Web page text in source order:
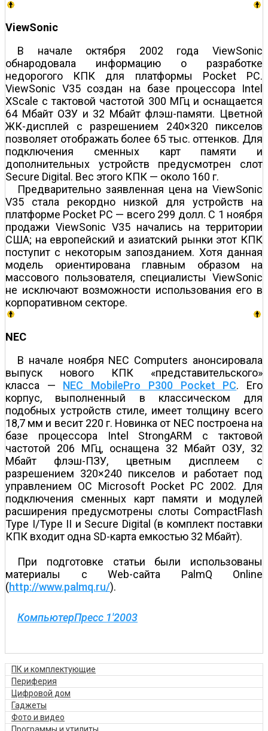
ViewSonic
В начале октября 2002 года ViewSonic
обнародовала информацию о разработке
недорогого КПК для платформы Pocket PC.
ViewSonic V35 создан на базе процессора Intel
XScale с тактовой частотой 300 МГц и оснащается
64 Мбайт ОЗУ и 32 Мбайт флэш-памяти. Цветной
ЖК-дисплей с разрешением 240×320 пикселов
позволяет отображать более 65 тыс. оттенков. Для
подключения сменных карт памяти и
дополнительных устройств предусмотрен слот
Secure Digital. Вес этого КПК — около 160 г.
Предварительно заявленная цена на ViewSonic
V35 стала рекордно низкой для устройств на
платформе Pocket PC — всего 299 долл. С 1 ноября
продажи ViewSonic V35 начались на территории
США; на европейский и азиатский рынки этот КПК
поступит с некоторым запозданием. Хотя данная
модель ориентирована главным образом на
массового пользователя, специалисты ViewSonic
не исключают возможности использования его в
корпоративном секторе.
NEC
В начале ноября NEC Computers анонсировала
выпуск нового КПК «представительского»
класса — NEC MobilePro P300 Pocket PC. Его
корпус, выполненный в классическом для
подобных устройств стиле, имеет толщину всего
18,7 мм и весит 220 г. Новинка от NEC построена на
базе процессора Intel StrongARM с тактовой
частотой 206 МГц, оснащена 32 Мбайт ОЗУ, 32
Мбайт флэш-ПЗУ, цветным дисплеем с
разрешением 320×240 пикселов и работает под
управлением ОС Microsoft Pocket PC 2002. Для
подключения сменных карт памяти и модулей
расширения предусмотрены слоты CompactFlash
Type I/Type II и Secure Digital (в комплект поставки
КПК входит одна SD-карта емкостью 32 Мбайт).
При подготовке статьи были использованы
материалы с Web-сайта PalmQ Online
(http://www.palmq.ru/).
КомпьютерПресс 1'2003
ПК и комплектующие
Периферия
Цифровой дом
Гаджеты
Фото и видео